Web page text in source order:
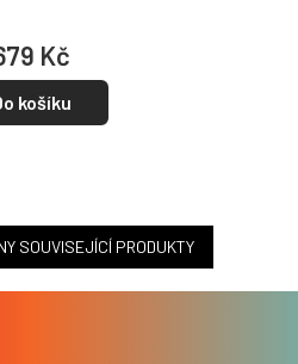
Kč
košíku
SOUVISEJÍCÍ PRODUKTY